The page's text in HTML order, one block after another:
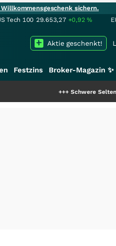
sichern.
Tech 100 29.653,27 +0,92%
Aktie geschenkt!
Festzins Broker-Magazin ✨
Schwere Seltene